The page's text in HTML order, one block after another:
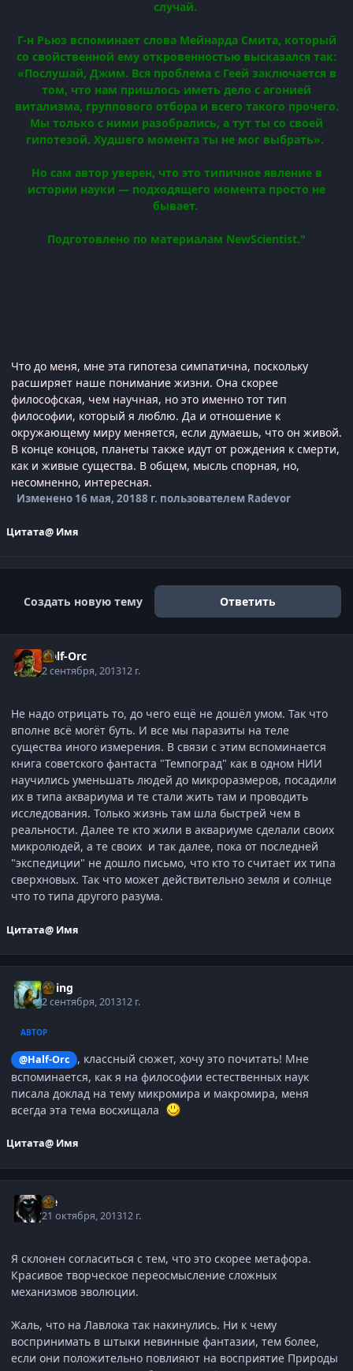
случай.
Г-н Рьюз вспоминает слова Мейнарда Смита, который
со свойственной ему откровенностью высказался так:
«Послушай, Джим. Вся проблема с Геей заключается в
том, что нам пришлось иметь дело с агонией
витализма, группового отбора и всего такого прочего.
Мы только с ними разобрались, а тут ты со своей
гипотезой. Худшего момента ты не мог выбрать».
Но сам автор уверен, что это типичное явление в
истории науки — подходящего момента просто не
бывает.
Подготовлено по материалам NewScientist."
Что до меня, мне эта гипотеза симпатична, поскольку
расширяет наше понимание жизни. Она скорее
философская, чем научная, но это именно тот тип
философии, который я люблю. Да и отношение к
окружающему миру меняется, если думаешь, что он живой.
В конце концов, планеты также идут от рождения к смерти,
как и живые существа. В общем, мысль спорная, но,
несомненно, интересная.
Изменено 16 мая, 20188 г. пользователем Radevor
Цитата@ Имя
Создать новую тему Ответить
Half-Orc
2 сентября, 201312 г.
Не надо отрицать то, до чего ещё не дошёл умом. Так что
вполне всё могёт буть. И все мы паразиты на теле
существа иного измерения. В связи с этим вспоминается
книга советского фантаста "Темпоград" как в одном НИИ
научились уменьшать людей до микроразмеров, посадили
их в типа аквариума и те стали жить там и проводить
исследования. Только жизнь там шла быстрей чем в
реальности. Далее те кто жили в аквариуме сделали своих
микролюдей, а те своих и так далее, пока от последней
"экспедиции" не дошло письмо, что кто то считает их типа
сверхновых. Так что может действительно земля и солнце
что то типа другого разума.
Цитата@ Имя
Elring
2 сентября, 201312 г.
АВТОР
@Half-Orc
, классный сюжет, хочу это почитать! Мне
вспоминается, как я на философии естественных наук
писала доклад на тему микромира и макромира, меня
всегда эта тема восхищала
Цитата@ Имя
Ice
21 октября, 201312 г.
Я склонен согласиться с тем, что это скорее метафора.
Красивое творческое переосмысление сложных
механизмов эволюции.
Жаль, что на Лавлока так накинулись. Ни к чему
воспринимать в штыки невинные фантазии, тем более,
если они положительно повлияют на восприятие Природы